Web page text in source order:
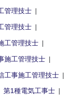
管理技士
管理技士
工管理技士
施工管理技士
工事施工管理技士
第1種電気工事士